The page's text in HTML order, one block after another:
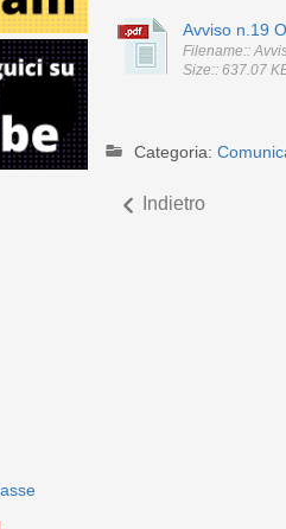
Avviso n.19
Filename::
Size:: 637.07
Categoria:
Indietro